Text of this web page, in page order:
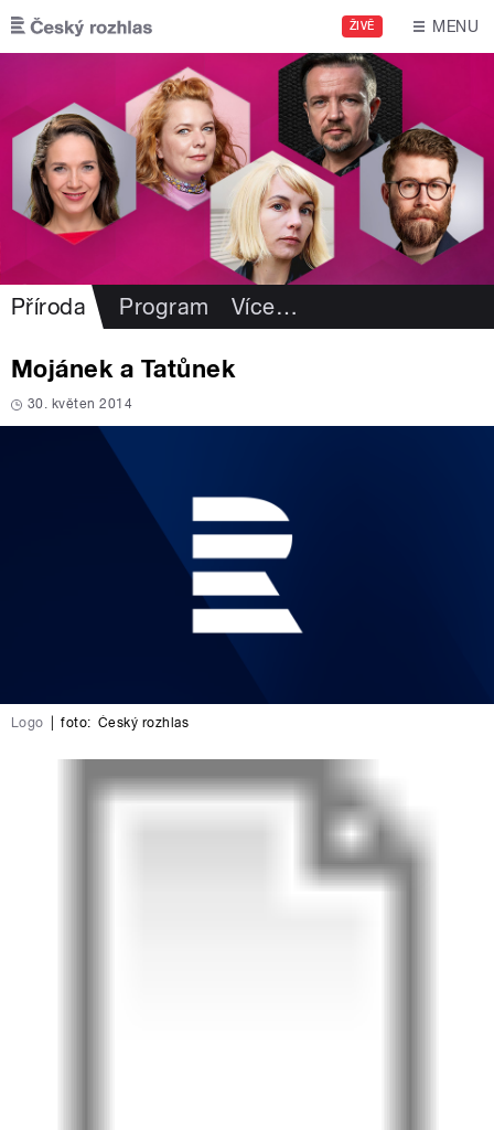
Přejít k hlavnímu obsahu
ŽIVĚ MENU
Příroda Program Více…
Mojánek a Tatůnek
30. květen 2014
Logo foto: Český rozhlas